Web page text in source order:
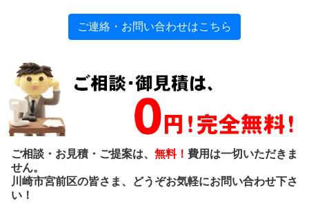
ご連絡・お問い合わせはこちら
ご相談・お見積・ご提案は、 無料！ 費用は一切いただきま
せん。
川崎市宮前区の皆さま、どうぞお気軽にお問い合わせ下さ
い！